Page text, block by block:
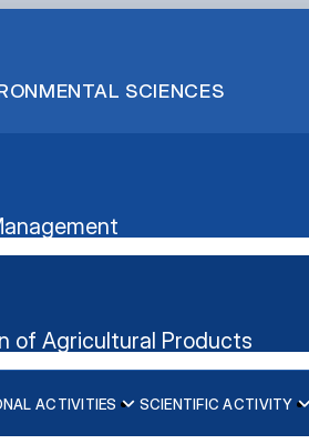
SCIENCES
of Agricultural Products
ACTIVITIES SCIENTIFIC ACTIVITY